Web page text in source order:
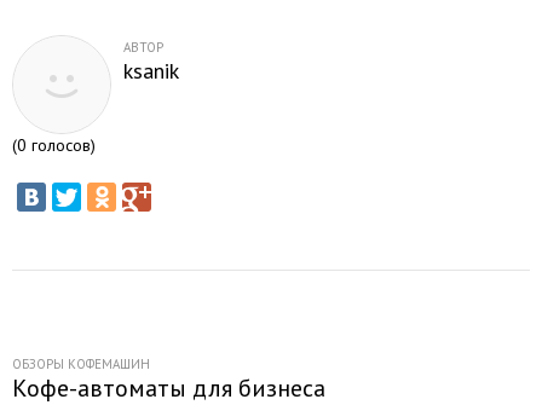
АВТОР
ksanik
(0 голосов)
ОБЗОРЫ КОФЕМАШИН
Кофе-автоматы для бизнеса